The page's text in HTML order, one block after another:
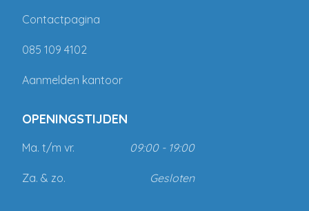
Contactpagina
085 109 4102
Aanmelden kantoor
OPENINGSTIJDEN
Ma. t/m vr. 09:00 - 19:00
Za. & zo. Gesloten